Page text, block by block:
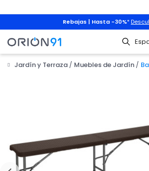
Rebajas | Hasta -30%*
Jardín y Terraza Muebles de Jardín